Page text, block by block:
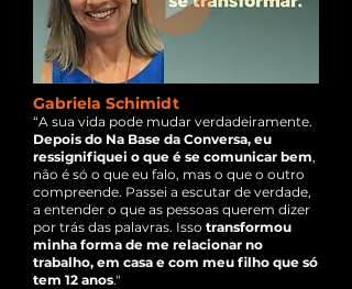
Gabriela Schimidt
“A sua vida pode mudar verdadeiramente.
Depois do Na Base da Conversa, eu
ressignifiquei o que é se comunicar bem,
não é só o que eu falo, mas o que o outro
compreende. Passei a escutar de verdade,
a entender o que as pessoas querem dizer
por trás das palavras. Isso transformou
minha forma de me relacionar no
trabalho, em casa e com meu filho que só
tem 12 anos."